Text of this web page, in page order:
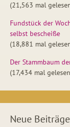
(21,563 mal
Fundstück der
selbst bescheiße
(18,881 mal
Der Stammbaum
(17,434 mal
Neue Beiträge